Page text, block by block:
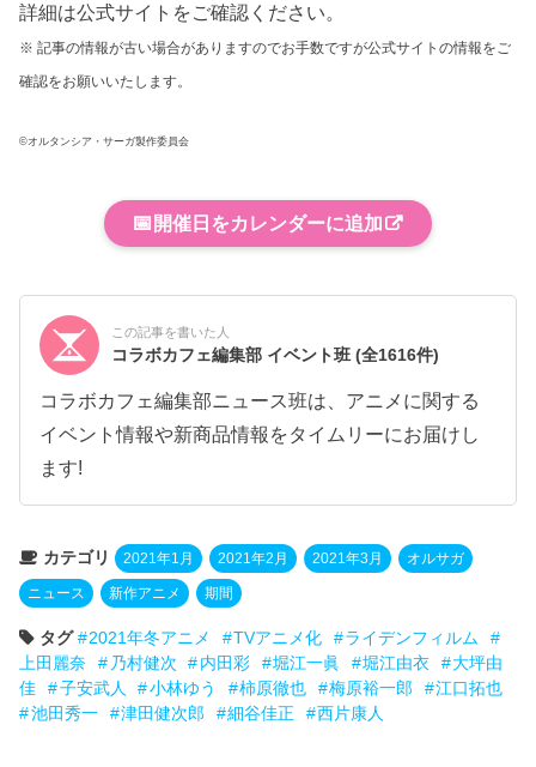
詳細は公式サイトをご確認ください。
※ 記事の情報が古い場合がありますのでお手数ですが公式サイトの情報をご
確認をお願いいたします。
©オルタンシア・サーガ製作委員会
📅 開催日をカレンダーに追加
この記事を書いた人
コラボカフェ編集部 イベント班(全1616件)
コラボカフェ編集部ニュース班は、アニメに関する
イベント情報や新商品情報をタイムリーにお届けし
ます!
カテゴリ 2021年1月 2021年2月 2021年3月 オルサガ
ニュース 新作アニメ 期間
タグ 2021年冬アニメ TVアニメ化
ライデンフィルム
上田麗奈
乃村健次 内田彩 堀江一眞 堀江由衣
大坪由
佳
子安武人 小林ゆう 柿原徹也 梅原裕一郎
江口拓也
池田秀一
津田健次郎 細谷佳正 西片康人